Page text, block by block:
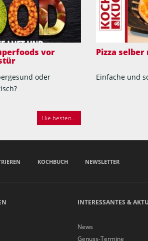
vor
oder
Die besten...
Pizza selber
Einfache und
KOCHBUCH NEWSLETTER
INTERESSANTES &
News
Genuss-Termine